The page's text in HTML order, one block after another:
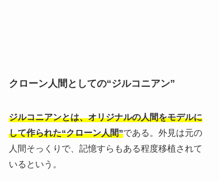
クローン人間としての“ジルコニアン”
ジルコニアンとは、オリジナルの人間をモデルに
して作られた“クローン人間”である。外見は元の
人間そっくりで、記憶すらもある程度移植されて
いるという。